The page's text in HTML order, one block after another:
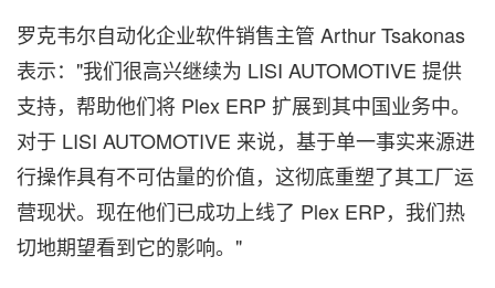
罗克韦尔自动化企业软件销售主管 Arthur Tsakonas
表示："我们很高兴继续为 LISI AUTOMOTIVE 提供
支持，帮助他们将 Plex ERP 扩展到其中国业务中。
对于 LISI AUTOMOTIVE 来说，基于单一事实来源进
行操作具有不可估量的价值，这彻底重塑了其工厂运
营现状。现在他们已成功上线了 Plex ERP，我们热
切地期望看到它的影响。"